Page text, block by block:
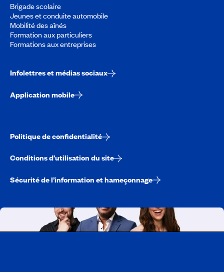
Brigade scolaire
Jeunes et conduite automobile
Mobilité des aînés
Formation aux particuliers
Formations aux entreprises
Infolettres et médias sociaux
Application mobile
Politique de confidentialité
Conditions d’utilisation du site
Sécurité de l’information et hameçonnage